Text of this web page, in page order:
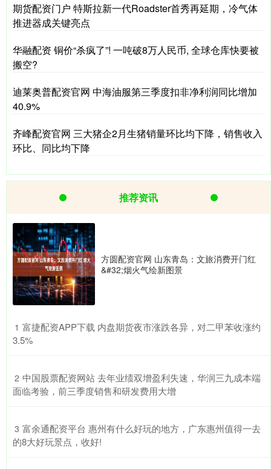
期货配资门户 特斯拉新一代Roadster首秀再延期，冷气体
推进器成关键亮点
华融配资 铜价“杀疯了”! 一吨破8万人民币, 全球仓库快要被
搬空?
迪莱奥普配资官网 中海油服第三季度扣非净利润同比增加
40.9%
齐峰配资官网 三大猪企2月生猪销量环比均下降，销售收入
环比、同比均下降
推荐资讯
方圆配资官网 山东青岛：文旅消费开门红
&#32;烟火气绘新图景
1 ​富捷配资APP下载 内盘期货夜市涨跌各异，对二甲苯收涨约
3.5%
2 ​中国股票配资网站 去年业绩双增盈利失速，华润三九成本端
面临考验，前三季度销售和研发费用大增
3 ​富余通配资平台 惠州有什么好玩的地方，广东惠州值得一去
的8大好玩景点，收好!